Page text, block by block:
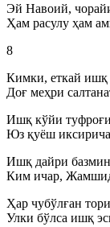
Эй Навоий,
Ҳам расулу ҳам
8
Кимки, еткай ишқ
Доғ меҳри
Ишқ кўйи
Юз қуёш
Ишқ дайри
Ким ичар,
Ҳар чубўлған
Улки бўлса ишқ